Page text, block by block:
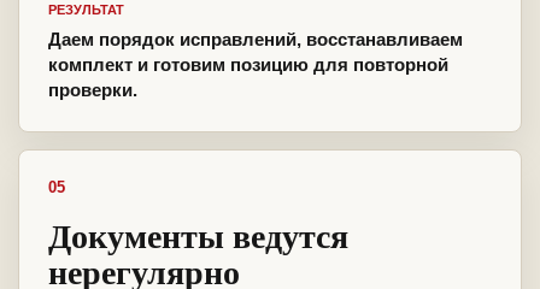
РЕЗУЛЬТАТ
Даем порядок исправлений, восстанавливаем
комплект и готовим позицию для повторной
проверки.
05
Документы ведутся
нерегулярно